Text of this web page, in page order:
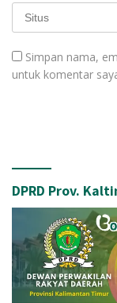
Simpan nama,
untuk komentar
DPRD Prov.